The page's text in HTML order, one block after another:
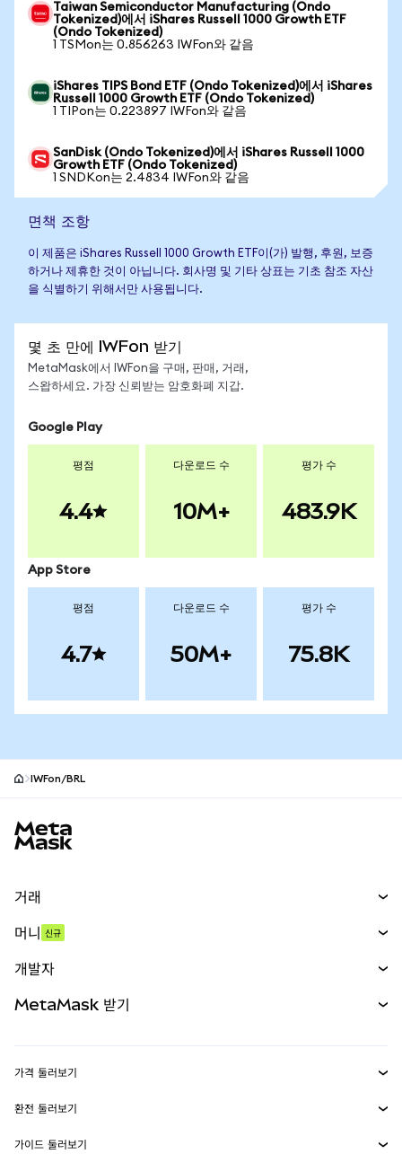
Taiwan Semiconductor Manufacturing (Ondo
Tokenized)에서 iShares Russell 1000 Growth ETF
(Ondo Tokenized)
1 TSMon는 0.856263 IWFon와 같음
iShares TIPS Bond ETF (Ondo Tokenized)에서 iShares
Russell 1000 Growth ETF (Ondo Tokenized)
1 TIPon는 0.223897 IWFon와 같음
SanDisk (Ondo Tokenized)에서 iShares Russell 1000
Growth ETF (Ondo Tokenized)
1 SNDKon는 2.4834 IWFon와 같음
면책 조항
이 제품은 iShares Russell 1000 Growth ETF이(가) 발행, 후원, 보증
하거나 제휴한 것이 아닙니다. 회사명 및 기타 상표는 기초 참조 자산
을 식별하기 위해서만 사용됩니다.
몇 초 만에 IWFon 받기
MetaMask에서 IWFon을 구매, 판매, 거래,
스왑하세요. 가장 신뢰받는 암호화폐 지갑.
Google Play
평점
4.4
다운로드 수
10M+
평가 수
483.9K
App Store
평점
4.7
다운로드 수
50M+
평가 수
75.8K
IWFon/BRL
거래
무기한 선물
실물자산
머니 신규
개발자
MetaMask Connect
Snaps
MetaMask 받기
가격 둘러보기
이더리움 가격
솔라나 가격
환전 둘러보기
ETH를 USD로 환전
가이드 둘러보기